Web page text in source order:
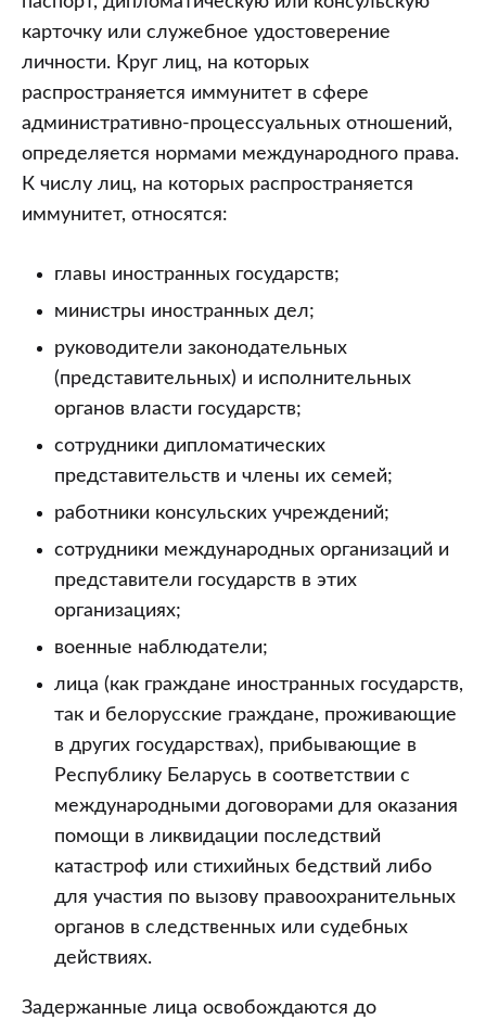
карточку или служебное удостоверение
личности. Круг лиц, на которых
распространяется иммунитет в сфере
административно-процессуальных отношений,
определяется нормами международного права.
К числу лиц, на которых распространяется
иммунитет, относятся:
главы иностранных государств;
министры иностранных дел;
руководители законодательных
(представительных) и исполнительных
органов власти государств;
сотрудники дипломатических
представительств и члены их семей;
работники консульских учреждений;
сотрудники международных организаций и
представители государств в этих
организациях;
военные наблюдатели;
лица (как граждане иностранных государств,
так и белорусские граждане, проживающие
в других государствах), прибывающие в
Республику Беларусь в соответствии с
международными договорами для оказания
помощи в ликвидации последствий
катастроф или стихийных бедствий либо
для участия по вызову правоохранительных
органов в следственных или судебных
действиях.
Задержанные лица освобождаются до